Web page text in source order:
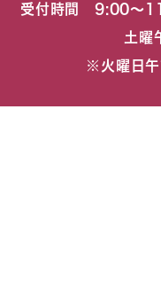
受付時間 9:00〜
土曜
※火曜日